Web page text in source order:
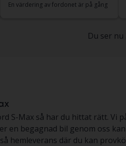
En värdering av fordonet är på gång
Du ser
S-Max så har du hittat rätt.
en begagnad bil genom oss
hemleverans där du kan